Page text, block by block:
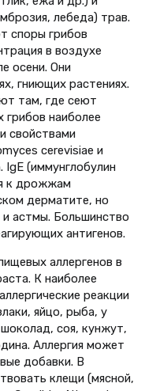
лебеда) трав.
споры грибов
в воздухе
осени. Они
гниющих растениях.
там, где сеют
наиболее
свойствами
cerevisiae и
(иммунглобулин
к дрожжам
дерматите, но
астмы. Большинство
антигенов.
аллергенов в
К наиболее
реакции
яйцо, рыба, у
соя, кунжут,
Аллергия может
добавки. В
клещи (мясной,